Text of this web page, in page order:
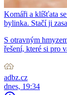
Komáři a klíšťata
bylinka. Stačí ji
S otravným
řešení, které si pro
adbz.cz
dnes, 19:34